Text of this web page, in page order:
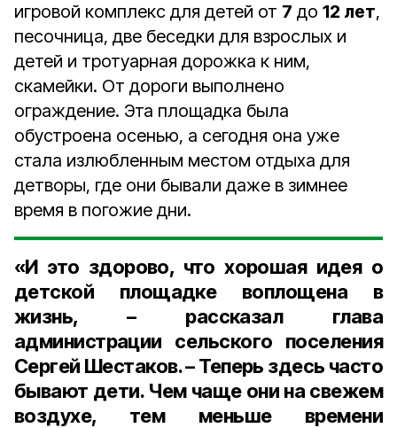
игровой комплекс для детей от 7 до 12 лет,
песочница, две беседки для взрослых и
детей и тротуарная дорожка к ним,
скамейки. От дороги выполнено
ограждение. Эта площадка была
обустроена осенью, а сегодня она уже
стала излюбленным местом отдыха для
детворы, где они бывали даже в зимнее
время в погожие дни.
«И это здорово, что хорошая идея о
детской площадке воплощена в
жизнь, – рассказал глава
администрации сельского поселения
Сергей Шестаков. – Теперь здесь часто
бывают дети. Чем чаще они на свежем
воздухе, тем меньше времени